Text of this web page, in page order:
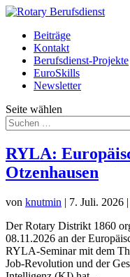
Beiträge
Kontakt
Berufsdienst-Projekte
EuroSkills
Newsletter
Seite wählen
RYLA:
Otzenhausen
von knutmin | 7. Juli. 2026 |
Der Rotary Distrikt 1860
08.11.2026 an der
RYLA-Seminar mit dem
Job-Revolution und der